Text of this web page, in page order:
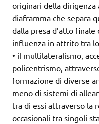
originari della dirigenza
diaframma che separa
dalla presa d’atto
influenza in attrito tra
• il multilateralismo,
policentrismo,
formazione di diverse
meno di sistemi di
tra di essi attraverso la
occasionali tra singoli